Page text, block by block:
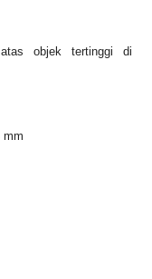
objek tertinggi di
mm